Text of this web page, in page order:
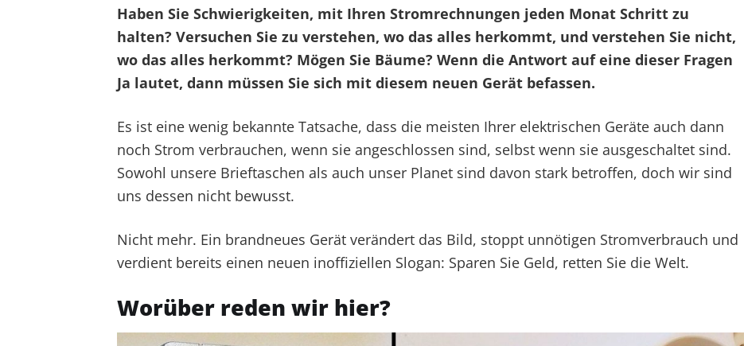
Haben Sie Schwierigkeiten, mit Ihren Stromrechnungen jeden Monat Schritt zu
halten? Versuchen Sie zu verstehen, wo das alles herkommt, und verstehen Sie nicht,
wo das alles herkommt? Mögen Sie Bäume? Wenn die Antwort auf eine dieser Fragen
Ja lautet, dann müssen Sie sich mit diesem neuen Gerät befassen.
Es ist eine wenig bekannte Tatsache, dass die meisten Ihrer elektrischen Geräte auch dann
noch Strom verbrauchen, wenn sie angeschlossen sind, selbst wenn sie ausgeschaltet sind.
Sowohl unsere Brieftaschen als auch unser Planet sind davon stark betroffen, doch wir sind
uns dessen nicht bewusst.
Nicht mehr. Ein brandneues Gerät verändert das Bild, stoppt unnötigen Stromverbrauch und
verdient bereits einen neuen inoffiziellen Slogan: Sparen Sie Geld, retten Sie die Welt.
Worüber reden wir hier?